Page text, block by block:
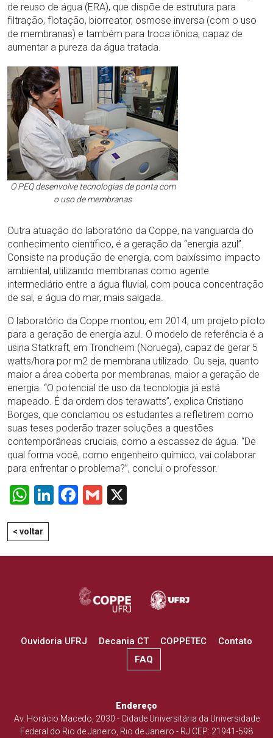
de reuso de água (ERA), que dispõe de estrutura para
filtração, flotação, biorreator, osmose inversa (com o uso
de membranas) e também para troca iônica, capaz de
aumentar a pureza da água tratada.
O PEQ desenvolve tecnologias de ponta com
o uso de membranas
Outra atuação do laboratório da Coppe, na vanguarda do
conhecimento científico, é a geração da “energia azul”.
Consiste na produção de energia, com baixíssimo impacto
ambiental, utilizando membranas como agente
intermediário entre a água fluvial, com pouca concentração
de sal, e água do mar, mais salgada.
O laboratório da Coppe montou, em 2014, um projeto piloto
para a geração de energia azul. O modelo de referência é a
usina Statkraft, em Trondheim (Noruega), capaz de gerar 5
watts/hora por m2 de membrana utilizado. Ou seja, quanto
maior a área coberta por membranas, maior a geração de
energia. “O potencial de uso da tecnologia já está
mapeado. É da ordem dos terawatts”, explica Cristiano
Borges, que conclamou os estudantes a refletirem como
suas teses poderão trazer soluções a questões
contemporâneas cruciais, como a escassez de água. “De
qual forma você, como engenheiro químico, vai colaborar
para enfrentar o problema?”, conclui o professor.
WhatsApp
LinkedIn
Facebook
Gmail
< voltar
Ouvidoria UFRJ Decania CT COPPETEC
Contato
FAQ
Endereço
Av. Horácio Macedo, 2030 - Cidade Universitária da Universidade
Federal do Rio de Janeiro, Rio de Janeiro - RJ CEP: 21941-598